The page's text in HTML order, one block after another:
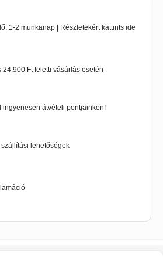
1-2 munkanap | Részletekért kattints ide
24.900 Ft feletti vásárlás esetén
ingyenesen átvételi pontjainkon!
lehetőségek